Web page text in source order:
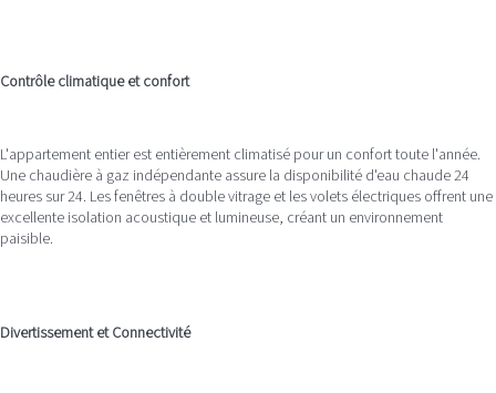
Contrôle climatique et confort
L'appartement entier est entièrement climatisé pour un confort toute l'année.
Une chaudière à gaz indépendante assure la disponibilité d'eau chaude 24
heures sur 24. Les fenêtres à double vitrage et les volets électriques offrent une
excellente isolation acoustique et lumineuse, créant un environnement
paisible.
Divertissement et Connectivité